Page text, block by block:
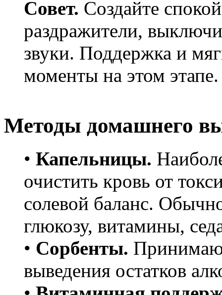
Совет. Создайте
раздражители,
звуки. Поддержка и
моменты на этом этапе.
Методы домашнего
• Капельницы.
очистить кровь от
солевой баланс.
глюкозу, витамины,
• Сорбенты.
выведения остатков